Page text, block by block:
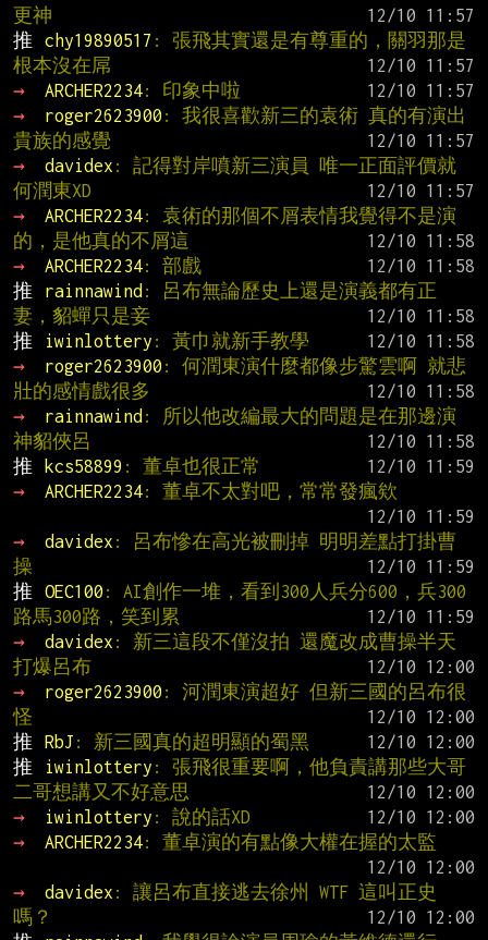
更神
推
chy19890517 : 張飛其實還是有尊重的，關羽那是
根本沒在屌
→
ARCHER2234: 印象中啦
→
roger2623900 : 我很喜歡新三的袁術 真的有演出
貴族的感覺
→
davidex : 記得對岸噴新三演員 唯一正面評價就
何潤東XD
→
ARCHER2234: 袁術的那個不屑表情我覺得不是演
的，是他真的不屑這
→
ARCHER2234: 部戲
推
rainnawind : 呂布無論歷史上還是演義都有正
妻，貂蟬只是妾
推
iwinlottery : 黃巾就新手教學
→
roger2623900 : 何潤東演什麼都像步驚雲啊 就悲
壯的感情戲很多
→
rainnawind : 所以他改編最大的問題是在那邊演
神貂俠呂
推
kcs58899 : 董卓也很正常
→
ARCHER2234: 董卓不太對吧，常常發瘋欸
→
davidex : 呂布慘在高光被刪掉 明明差點打掛曹
操
推
OEC100 : AI創作一堆，看到300人兵分600，兵300
路馬300路，笑到累
→
davidex : 新三這段不僅沒拍 還魔改成曹操半天
打爆呂布
→
roger2623900 : 河潤東演超好 但新三國的呂布很
怪
推
RbJ : 新三國真的超明顯的蜀黑
推
iwinlottery : 張飛很重要啊，他負責講那些大哥
二哥想講又不好意思
→
iwinlottery : 說的話XD
→
ARCHER2234: 董卓演的有點像大權在握的太監
→
davidex : 讓呂布直接逃去徐州 WTF 這叫正史
嗎？